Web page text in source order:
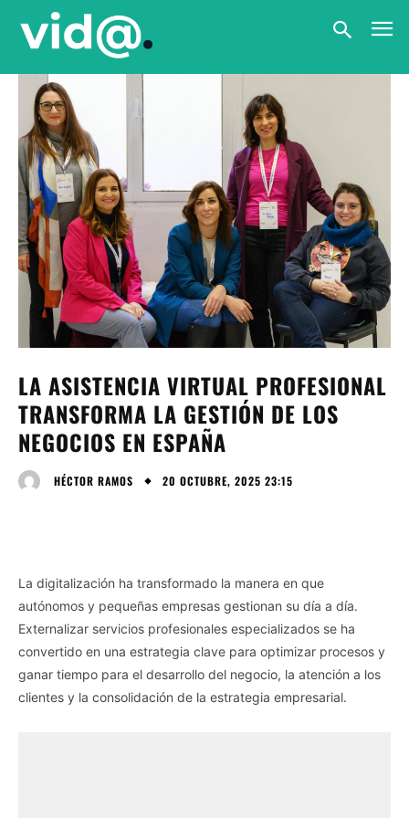
LA ASISTENCIA VIRTUAL PROFESIONAL
TRANSFORMA LA GESTIÓN DE LOS
NEGOCIOS EN ESPAÑA
HÉCTOR RAMOS 20 OCTUBRE, 2025 23:15
La digitalización ha transformado la manera en que
autónomos y pequeñas empresas gestionan su día a día.
Externalizar servicios profesionales especializados se ha
convertido en una estrategia clave para optimizar procesos y
ganar tiempo para el desarrollo del negocio, la atención a los
clientes y la consolidación de la estrategia empresarial.